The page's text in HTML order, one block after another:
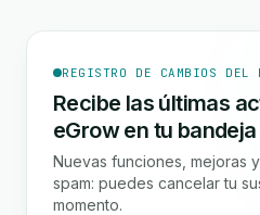
REGISTRO DE CAMBIOS DEL
Recibe las últimas
eGrow en tu
Nuevas funciones, mejoras
spam: puedes cancelar tu
momento.